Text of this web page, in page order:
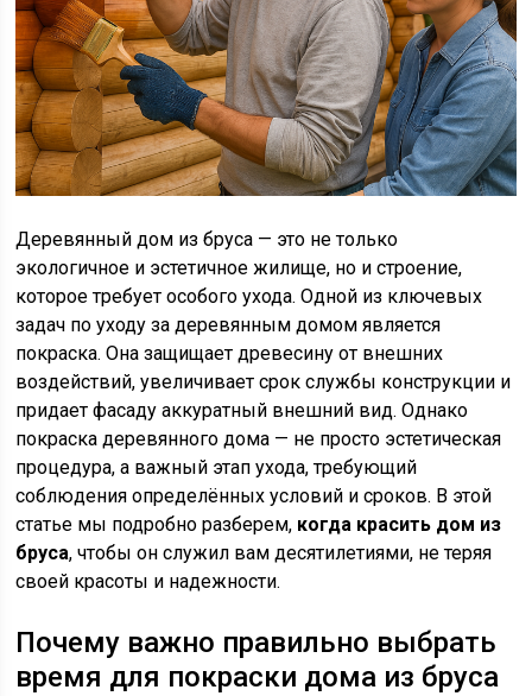
Деревянный дом из бруса — это не только
экологичное и эстетичное жилище, но и строение,
которое требует особого ухода. Одной из ключевых
задач по уходу за деревянным домом является
покраска. Она защищает древесину от внешних
воздействий, увеличивает срок службы конструкции и
придает фасаду аккуратный внешний вид. Однако
покраска деревянного дома — не просто эстетическая
процедура, а важный этап ухода, требующий
соблюдения определённых условий и сроков. В этой
статье мы подробно разберем, когда красить дом из
бруса, чтобы он служил вам десятилетиями, не теряя
своей красоты и надежности.
Почему важно правильно выбрать
время для покраски дома из бруса